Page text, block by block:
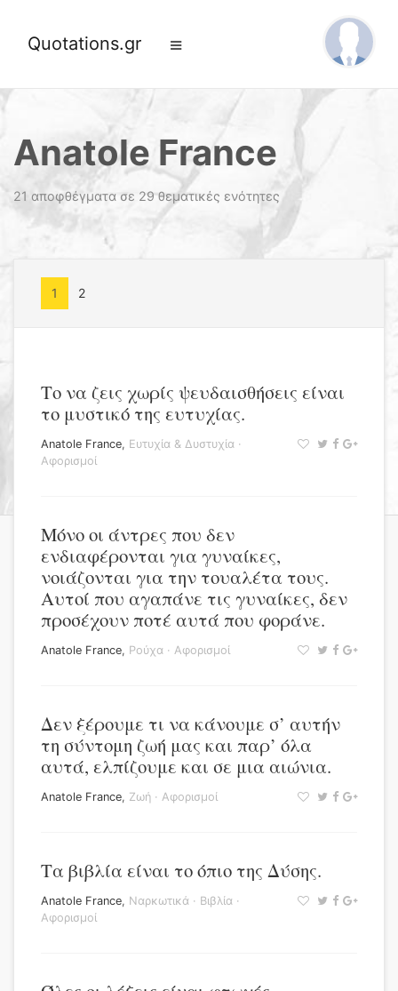
Quotations.gr
Anatole France
21 αποφθέγματα σε 29 θεματικές ενότητες
1 2
Το να ζεις χωρίς ψευδαισθήσεις είναι
το μυστικό της ευτυχίας.
Anatole France, Ευτυχία & Δυστυχία ·
Αφορισμοί
Μόνο οι άντρες που δεν
ενδιαφέρονται για γυναίκες,
νοιάζονται για την τουαλέτα τους.
Αυτοί που αγαπάνε τις γυναίκες, δεν
προσέχουν ποτέ αυτά που φοράνε.
Anatole France, Ρούχα · Αφορισμοί
Δεν ξέρουμε τι να κάνουμε σ’ αυτήν
τη σύντομη ζωή μας και παρ’ όλα
αυτά, ελπίζουμε και σε μια αιώνια.
Anatole France, Ζωή · Αφορισμοί
Τα βιβλία είναι το όπιο της Δύσης.
Anatole France, Ναρκωτικά · Βιβλία ·
Αφορισμοί